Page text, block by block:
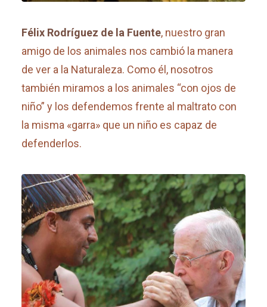
Félix Rodríguez de la Fuente, nuestro gran
amigo de los animales nos cambió la manera
de ver a la Naturaleza. Como él, nosotros
también miramos a los animales “con ojos de
niño” y los defendemos frente al maltrato con
la misma «garra» que un niño es capaz de
defenderlos.